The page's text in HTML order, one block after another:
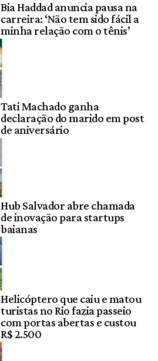
Bia Haddad anuncia pausa na
carreira: ‘Não tem sido fácil a
minha relação com o tênis’
Tati Machado ganha
declaração do marido em post
de aniversário
Hub Salvador abre chamada
de inovação para startups
baianas
Helicóptero que caiu e matou
turistas no Rio fazia passeio
com portas abertas e custou
R$ 2.500